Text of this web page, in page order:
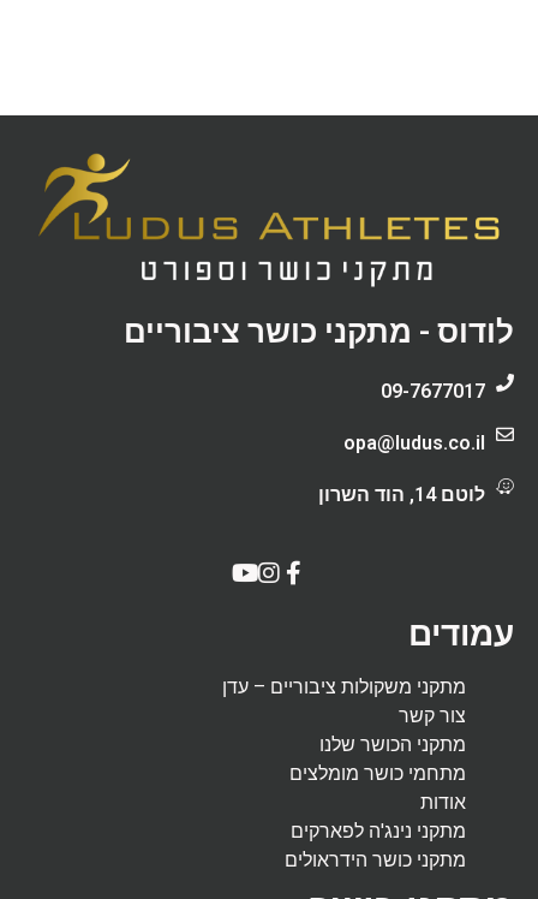
עמודים
מתקני משקולות ציבוריים – עדן
צור קשר
מתקני הכושר שלנו
מתחמי כושר מומלצים
אודות
מתקני נינג'ה לפארקים
מתקני כושר הידראולים
לודוס - מתקני כושר ציבוריים
09-7677017
opa@ludus.co.il
לוטם 14, הוד השרון